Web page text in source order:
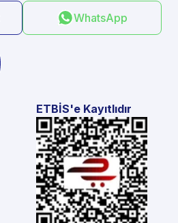
WhatsApp
ETBİS'e Kayıtlıdır